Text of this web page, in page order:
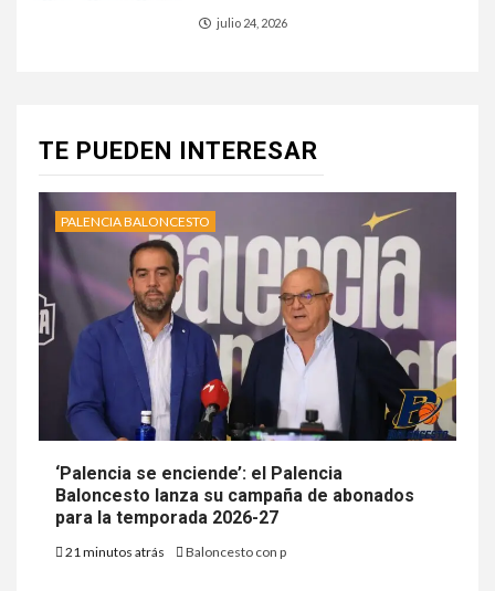
julio 24, 2026
TE PUEDEN INTERESAR
PALENCIA BALONCESTO
‘Palencia se enciende’: el Palencia
Baloncesto lanza su campaña de abonados
para la temporada 2026-27
21 minutos atrás Baloncesto con p